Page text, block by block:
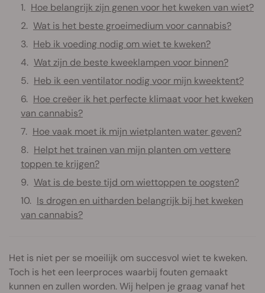
Hoe belangrijk zijn genen voor het kweken van wiet?
Wat is het beste groeimedium voor cannabis?
Heb ik voeding nodig om wiet te kweken?
Wat zijn de beste kweeklampen voor binnen?
Heb ik een ventilator nodig voor mijn kweektent?
Hoe creëer ik het perfecte klimaat voor het kweken
van cannabis?
Hoe vaak moet ik mijn wietplanten water geven?
Helpt het trainen van mijn planten om vettere
toppen te krijgen?
Wat is de beste tijd om wiettoppen te oogsten?
Is drogen en uitharden belangrijk bij het kweken
van cannabis?
Het is niet per se moeilijk om succesvol wiet te kweken.
Toch is het een leerproces waarbij fouten gemaakt
kunnen en zullen worden. Wij helpen je graag vanaf het